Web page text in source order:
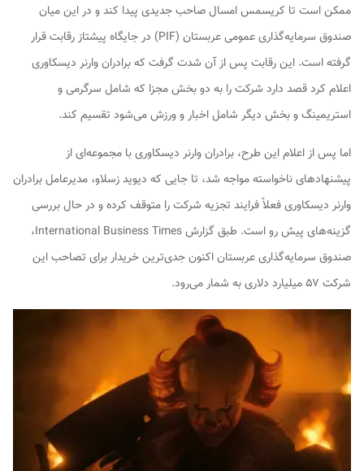
ممکن است تا کریسمس امسال صاحب جدیدی پیدا کند و در این میان
صندوق سرمایه‌گذاری عمومی عربستان (PIF) در جایگاه پیشتاز رقابت قرار
گرفته است. این رقابت پس از آن شدت گرفت که برادران وارنر دیسکاوری
اعلام کرد قصد دارد شرکت را به دو بخش مجزا که شامل سرگرمی و
استریمینگ و بخش دیگر شامل اخبار و ورزش می‌شود تقسیم کند.
اما پس از اعلام این طرح، برادران وارنر دیسکاوری با مجموعه‌ای از
پیشنهادهای ناخواسته مواجه شد، تا جایی که دیوید زسلاو، مدیرعامل برادران
وارنر دیسکاوری فعلاً فرایند تجزیه شرکت را متوقف کرده و در حال بررسی
گزینه‌های پیش رو است. طبق گزارش International Business Times،
صندوق سرمایه‌گذاری عربستان اکنون جدی‌ترین خریدار برای تصاحب این
شرکت ۵۷ میلیارد دلاری به شمار می‌رود.